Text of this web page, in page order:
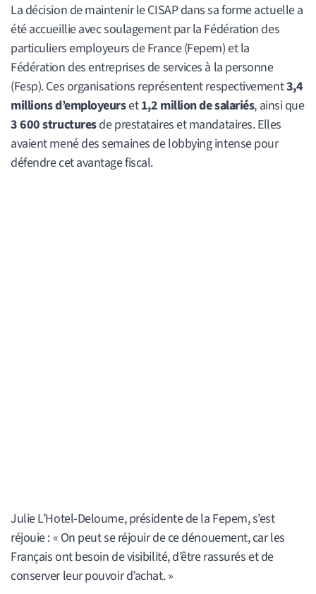
La décision de maintenir le CISAP dans sa forme actuelle a
été accueillie avec soulagement par la Fédération des
particuliers employeurs de France (Fepem) et la
Fédération des entreprises de services à la personne
(Fesp). Ces organisations représentent respectivement3,4
millions d’employeurset1,2 million de salariés, ainsi que
3 600 structuresde prestataires et mandataires. Elles
avaient mené des semaines de lobbying intense pour
défendre cet avantage fiscal.
Julie L’Hotel-Deloume, présidente de la Fepem, s’est
réjouie : « On peut se réjouir de ce dénouement, car les
Français ont besoin de visibilité, d’être rassurés et de
conserver leur pouvoir d’achat. »